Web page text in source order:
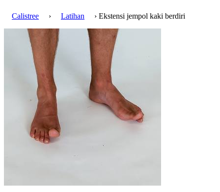
Calistree › Latihan › Ekstensi jempol kaki berdiri